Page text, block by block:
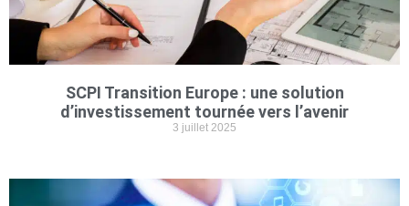
SCPI Transition Europe : une solution
d’investissement tournée vers l’avenir
3 juillet 2025